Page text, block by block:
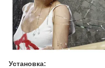
Установка: